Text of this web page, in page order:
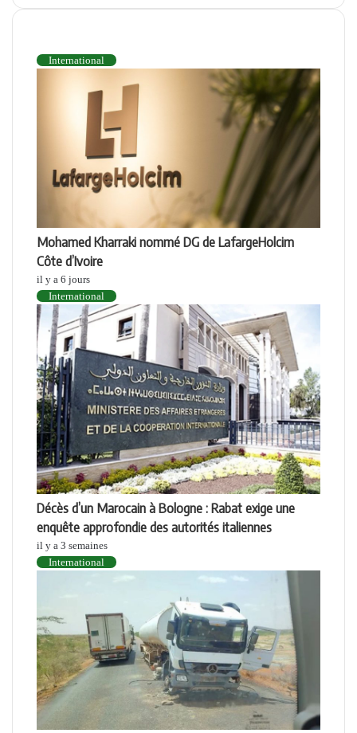
International
Mohamed Kharraki nommé DG de LafargeHolcim
Côte d’Ivoire
il y a 6 jours
International
Décès d’un Marocain à Bologne : Rabat exige une
enquête approfondie des autorités italiennes
il y a 3 semaines
International